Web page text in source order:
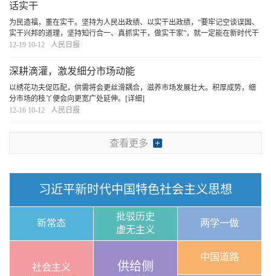
话实干
为民造福，重在实干。坚持为人民出政绩、以实干出政绩，“要牢记空谈误国、
实干兴邦的道理，坚持知行合一、真抓实干，做实干家”，就一定能在新时代干
出一番事业，实现中华民族伟大复兴。
12-19 10-12 人民日报
深耕滴灌，激发细分市场动能
以绣花功夫促匹配，供需将会更丝滑耦合，滋养市场发展壮大。积厚成势，细
分市场的枝丫便会向更宽广处延伸。 [详细]
12-16 10-12
人民日报
查看更多
习近平新时代中国特色社会主义思想
新常态
批驳历史
虚无主义
两学一做
社会主义
供给侧
中国道路